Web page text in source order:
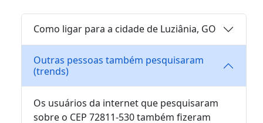
Como ligar para a cidade de Luziânia, GO
Outras pessoas também pesquisaram
(trends)
Os usuários da internet que pesquisaram
sobre o CEP 72811-530 também fizeram